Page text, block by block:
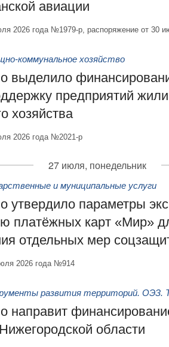
авиации
2026 года №1979-р, распоряжение от 30
коммунальное хозяйство
выделило
предприятий
хозяйства
2026 года №2021-р
27 июля, понедельник
и муниципальные услуги
утвердило параметры
платёжных карт «Мир»
отдельных мер
2026 года №914
развития территорий. ОЭЗ.
направит
области